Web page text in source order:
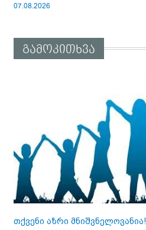
07.08.2026
გამოკითხვა
თქვენი აზრი მნიშვნელოვანია!